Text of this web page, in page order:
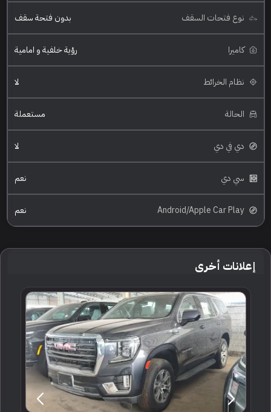
نوع فتحات السقف بدون فتحة سقف
كاميرا رؤية خلفية و امامية
نظام الخرائط لا
الحالة مستعملة
دي في دي لا
سي دي نعم
Android/Apple Car Play نعم
إعلانات أخرى